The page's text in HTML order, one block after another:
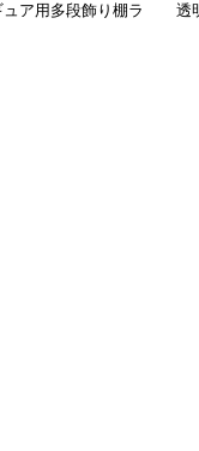
ュア用多段飾り棚ラ
透